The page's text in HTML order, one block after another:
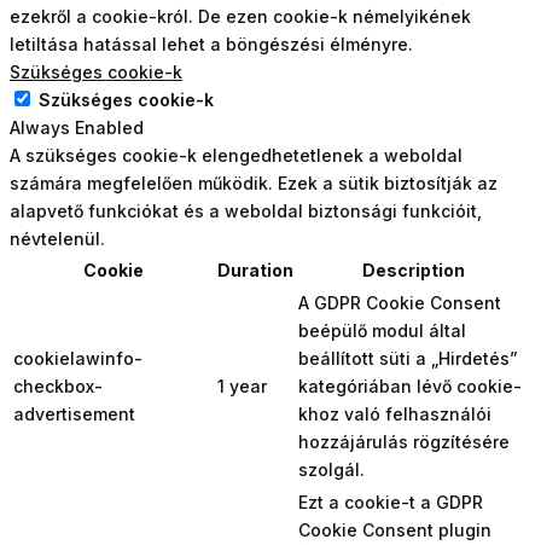
ezekről a cookie-król. De ezen cookie-k némelyikének
letiltása hatással lehet a böngészési élményre.
Szükséges cookie-k
Szükséges cookie-k
Always Enabled
A szükséges cookie-k elengedhetetlenek a weboldal
számára megfelelően működik. Ezek a sütik biztosítják az
alapvető funkciókat és a weboldal biztonsági funkcióit,
névtelenül.
Cookie
Duration Description
cookielawinfo-
checkbox-
advertisement
1 year
A GDPR Cookie Consent
beépülő modul által
beállított süti a „Hirdetés”
kategóriában lévő cookie-
khoz való felhasználói
hozzájárulás rögzítésére
szolgál.
Ezt a cookie-t a GDPR
Cookie Consent plugin